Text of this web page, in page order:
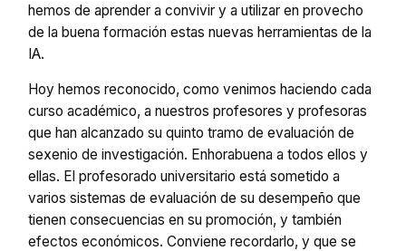
hemos de aprender a convivir y a utilizar en provecho
de la buena formación estas nuevas herramientas de la
IA.
Hoy hemos reconocido, como venimos haciendo cada
curso académico, a nuestros profesores y profesoras
que han alcanzado su quinto tramo de evaluación de
sexenio de investigación. Enhorabuena a todos ellos y
ellas. El profesorado universitario está sometido a
varios sistemas de evaluación de su desempeño que
tienen consecuencias en su promoción, y también
efectos económicos. Conviene recordarlo, y que se